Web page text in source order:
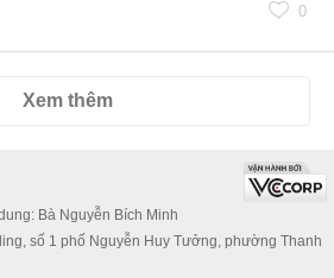
0
Xem thêm
Bà Nguyễn Bích Minh
số 1 phố Nguyễn Huy Tưởng, phường Thanh